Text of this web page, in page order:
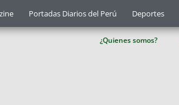
Portadas Diarios del Perú Deportes
¿Quienes somos?